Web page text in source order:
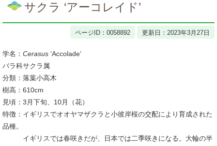
文
サクラ ‘アーコレイド’
ページID：0058892 更新日：2023年3月27日
学名： Cerasus ‘Accolade’
バラ科サクラ属
分類：落葉小高木
樹高：610cm
見頃：3月下旬、10月（花）
特徴：イギリスでオオヤマザクラと小彼岸桜の交配により育成された
品種。
イギリスでは春咲きだが、日本では二季咲きになる。大輪の半